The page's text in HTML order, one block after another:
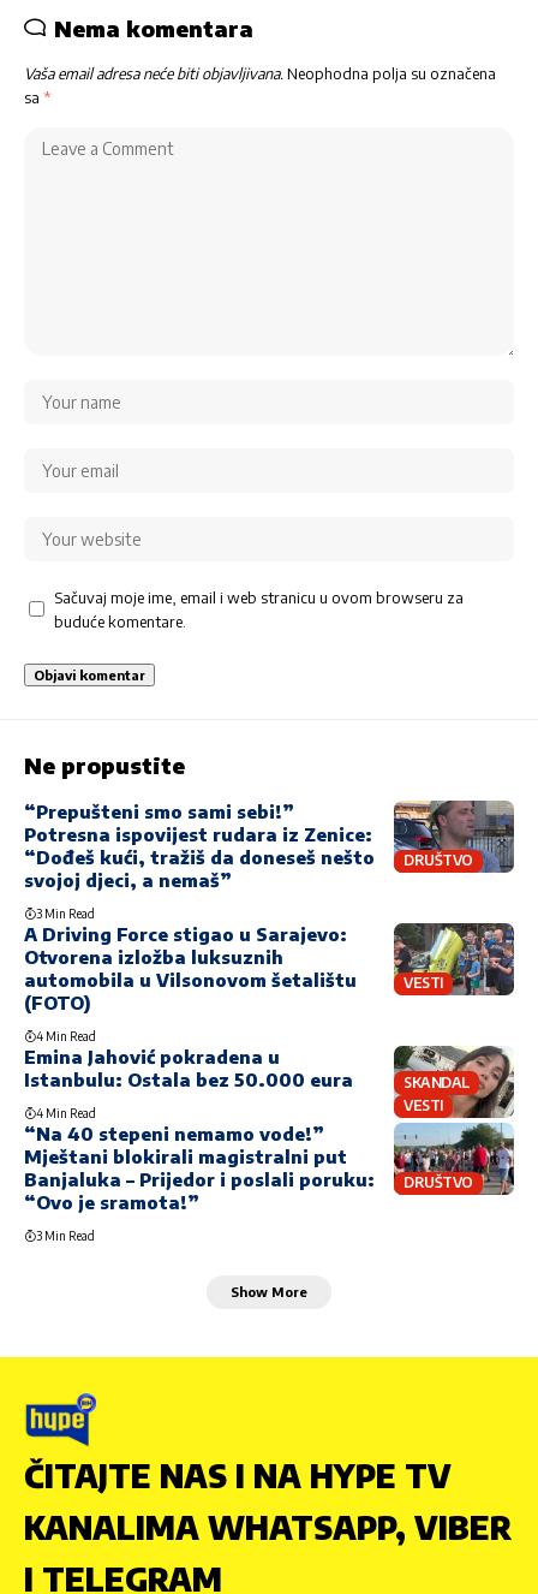
Nema komentara
Vaša email adresa neće biti objavljivana. Neophodna polja su označena
sa *
Sačuvaj moje ime, email i web stranicu u ovom browseru za
buduće komentare.
Ne propustite
DRUŠTVO
“Prepušteni smo sami sebi!”
Potresna ispovijest rudara iz Zenice:
“Dođeš kući, tražiš da doneseš nešto
svojoj djeci, a nemaš”
3 Min Read
VESTI
A Driving Force stigao u Sarajevo:
Otvorena izložba luksuznih
automobila u Vilsonovom šetalištu
(FOTO)
4 Min Read
SKANDAL
VESTI
Emina Jahović pokradena u
Istanbulu: Ostala bez 50.000 eura
4 Min Read
DRUŠTVO
“Na 40 stepeni nemamo vode!”
Mještani blokirali magistralni put
Banjaluka – Prijedor i poslali poruku:
“Ovo je sramota!”
3 Min Read
Show More
ČITAJTE NAS I NA HYPE TV
KANALIMA WHATSAPP, VIBER
I TELEGRAM